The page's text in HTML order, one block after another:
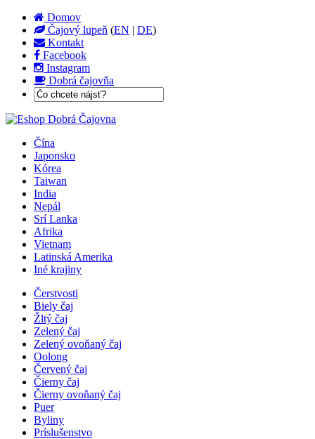
Domov
Čajový lupeň (EN | DE)
Kontakt
Facebook
Instagram
Dobrá čajovňa
Čína
Japonsko
Kórea
Taiwan
India
Nepál
Srí Lanka
Afrika
Vietnam
Latinská Amerika
Iné krajiny
Čerstvosti
Biely čaj
Žltý čaj
Zelený čaj
Zelený ovoňaný čaj
Oolong
Červený čaj
Čierny čaj
Čierny ovoňaný čaj
Puer
Byliny
Príslušenstvo